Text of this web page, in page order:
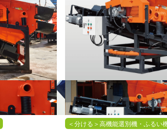
＜分ける＞高機能選別機・ふるい